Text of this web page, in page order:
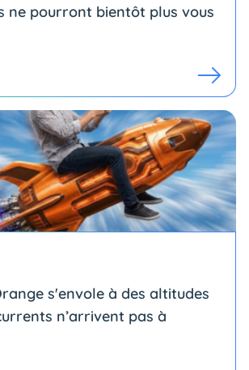
ne pourront bientôt plus vous
s'envole à des altitudes
n’arrivent pas à